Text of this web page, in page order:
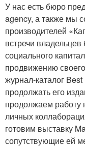
У нас есть бюро
agency, а также мы
производителей
встречи
социального
продвижению
журнал-каталог
продолжать его
продолжаем работу
личных
готовим выставку
сопутствующие ей